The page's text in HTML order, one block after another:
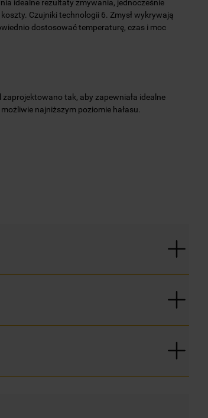
idealne rezultaty zmywania, jednocześnie
Czujniki technologii 6. Zmysł wykrywają
dostosować temperaturę, czas i moc
tak, aby zapewniała idealne
najniższym poziomie hałasu.